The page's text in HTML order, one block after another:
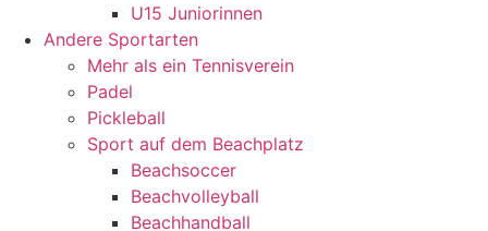
U15 Juniorinnen
Andere Sportarten
Mehr als ein Tennisverein
Padel
Pickleball
Sport auf dem Beachplatz
Beachsoccer
Beachvolleyball
Beachhandball